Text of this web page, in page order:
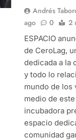
Andrés
ago
0 2
ESPACIO
de CeroLag,
dedicada a la
y todo lo
mundo de los
medio de
incubadora
espacio
comunidad